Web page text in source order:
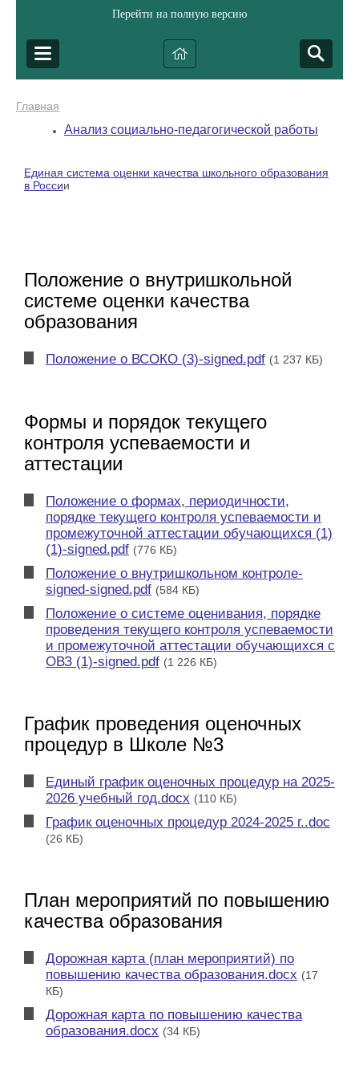
Перейти на полную версию
Главная
Анализ социально-педагогической работы
Единая система оценки качества школьного образования
в России
Положение о внутришкольной
системе оценки качества
образования
Положение о ВСОКО (3)-signed.pdf (1 237 КБ)
Формы и порядок текущего
контроля успеваемости и
аттестации
Положение о формах, периодичности,
порядке текущего контроля успеваемости и
промежуточной аттестации обучающихся (1)
(1)-signed.pdf (776 КБ)
Положение о внутришкольном контроле-
signed-signed.pdf (584 КБ)
Положение о системе оценивания, порядке
проведения текущего контроля успеваемости
и промежуточной аттестации обучающихся с
ОВЗ (1)-signed.pdf (1 226 КБ)
График проведения оценочных
процедур в Школе №3
Единый график оценочных процедур на 2025-
2026 учебный год.docx (110 КБ)
График оценочных процедур 2024-2025 г..doc
(26 КБ)
План мероприятий по повышению
качества образования
Дорожная карта (план мероприятий) по
повышению качества образования.docx (17
КБ)
Дорожная карта по повышению качества
образования.docx (34 КБ)